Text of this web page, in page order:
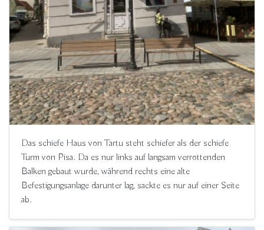
Das schiefe Haus von Tartu steht schiefer als der schiefe
Turm von Pisa. Da es nur links auf langsam verrottenden
Balken gebaut wurde, während rechts eine alte
Befestigungsanlage darunter lag, sackte es nur auf einer Seite
ab.